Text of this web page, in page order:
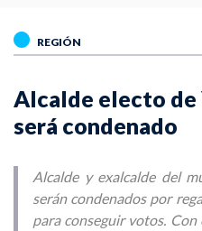
REGIÓN
Alcalde electo de
será condenado
Alcalde y exalcalde del
serán condenados por
para conseguir votos. Con